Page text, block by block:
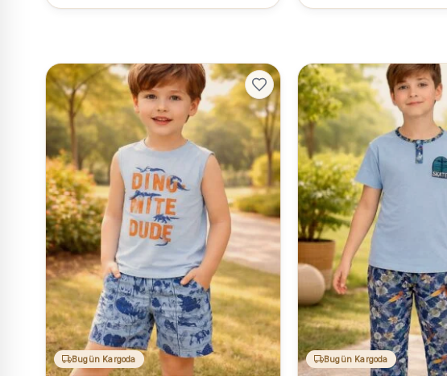
Bugün Kargoda Bugün Kargoda